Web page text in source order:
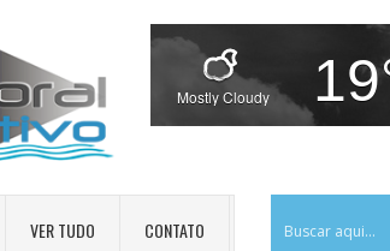
Mostly Cloudy
VER TUDO CONTATO